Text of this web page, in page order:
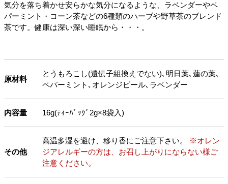
気分を落ち着かせ安らかな気分になるような、ラベンダーやペ
パーミント・コーン茶などの6種類のハーブや野草茶のブレンド
茶です。健康は深い深い睡眠から・・・。
原材料
とうもろこし(遺伝子組換えでない)､明日葉､蓮の葉､
ペパーミント､オレンジピール､ラベンダー
内容量 16g(ﾃｨｰﾊﾞｯｸﾞ2g×8袋入)
その他
高温多湿を避け、移り香にご注意下さい。
※オレン
ジアレルギーの方は、お召し上がりにならない様ご
注意ください。